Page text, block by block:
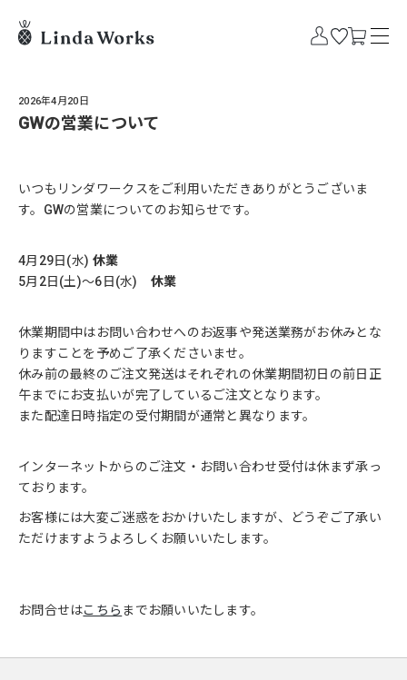
2026年4月20日
GWの営業について
いつもリンダワークスをご利用いただきありがとうございま
す。GWの営業についてのお知らせです。
4月29日(水) 休業
5月2日(土)～6日(水) 休業
休業期間中はお問い合わせへのお返事や発送業務がお休みとな
りますことを予めご了承くださいませ。
休み前の最終のご注文発送はそれぞれの休業期間初日の前日正
午までにお支払いが完了しているご注文となります。
また配達日時指定の受付期間が通常と異なります。
インターネットからのご注文・お問い合わせ受付は休まず承っ
ております。
お客様には大変ご迷惑をおかけいたしますが、どうぞご了承い
ただけますようよろしくお願いいたします。
お問合せはこちら までお願いいたします。